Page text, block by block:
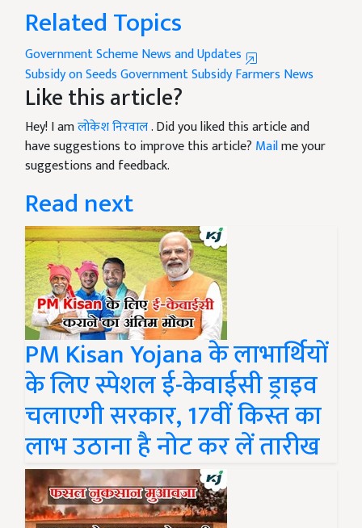
Related Topics
Government Scheme News and Updates
Subsidy on SeedsGovernment SubsidyFarmers News
Like this article?
Hey! I amलोकेश निरवाल. Did you liked this article and
have suggestions to improve this article? Mailme your
suggestions and feedback.
Read next
PM Kisan Yojana के लाभार्थियों
के लिए स्पेशल ई-केवाईसी ड्राइव
चलाएगी सरकार, 17वीं किस्त का
लाभ उठाना है नोट कर लें तारीख